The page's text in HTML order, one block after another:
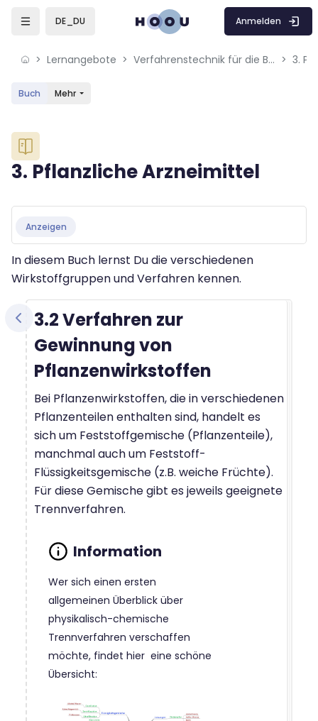
Skip to sidebar navigation menu
Skip to mobile navigation menu
Skip to sidebar hidden blocks
DE_DU Anmelden
Lernangebote Verfahrenstechnik für die Bioökonomie 3.
Buch Mehr
Blöcke
3. Pflanzliche Arzneimittel
Anzeigen
In diesem Buch lernst Du die verschiedenen
Wirkstoffgruppen und Verfahren kennen.
3.2 Verfahren zur
Gewinnung von
Pflanzenwirkstoffen
Bei Pflanzenwirkstoffen, die in verschiedenen
Pflanzenteilen enthalten sind, handelt es
sich um Feststoffgemische (Pflanzenteile),
manchmal auch um Feststoff-
Flüssigkeitsgemische (z.B. weiche Früchte).
Für diese Gemische gibt es jeweils geeignete
Trennverfahren.
Wer sich einen ersten
allgemeinen Überblick über
physikalisch-chemische
Trennverfahren verschaffen
möchte, findet hier eine schöne
Übersicht: